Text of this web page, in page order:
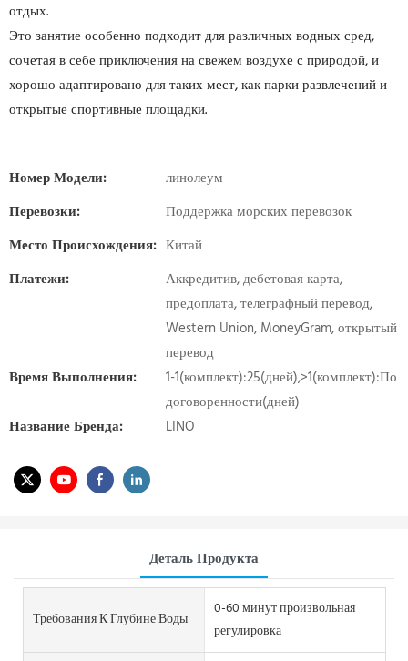
отдых.
Это занятие особенно подходит для различных водных сред,
сочетая в себе приключения на свежем воздухе с природой, и
хорошо адаптировано для таких мест, как парки развлечений и
открытые спортивные площадки.
Номер Модели:
линолеум
Перевозки:
Поддержка морских перевозок
Место Происхождения: Китай
Платежи:
Аккредитив, дебетовая карта,
предоплата, телеграфный перевод,
Western Union, MoneyGram, открытый
перевод
Время Выполнения:
1-1(комплект):25(дней),>1(комплект):По
договоренности(дней)
Название Бренда:
LINO
Деталь Продукта
Требования К Глубине Воды
0-60 минут произвольная
регулировка